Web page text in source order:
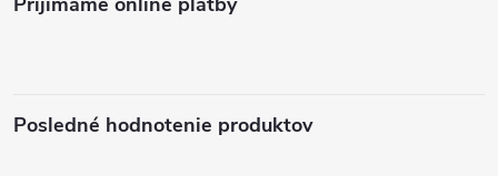
Posledné hodnotenie produktov